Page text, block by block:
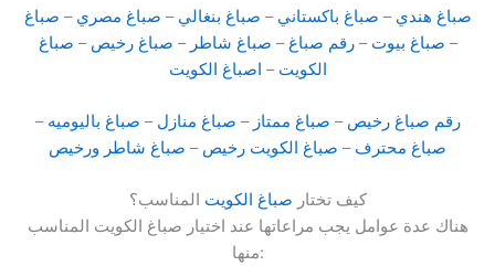
صباغ هندي – صباغ باكستاني – صباغ بنغالي – صباغ مصري – صباغ
– صباغ بيوت –رقم صباغ – صباغ شاطر – صباغ رخيص – صباغ
الكويت – اصباغ الكويت
رقم صباغ رخيص – صباغ ممتاز – صباغ منازل – صباغ باليوميه –
صباغ محترف – صباغ الكويت رخيص – صباغ شاطر ورخيص
كيف تختار صباغ الكويت المناسب؟
هناك عدة عوامل يجب مراعاتها عند اختيار صباغ الكويت المناسب
منها: